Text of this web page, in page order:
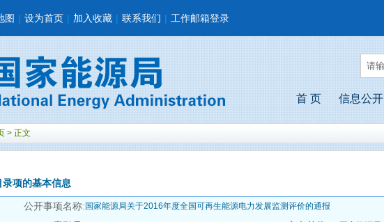
图 | 设为首页 | 加入收藏 | 联系我们 | 工作邮箱登录
首 页 信息公开
> 正文
录项的基本信息
公开事项名称: 国家能源局关于2016年度全国可再生能源电力发展监测评价的通报